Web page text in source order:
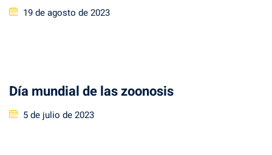
Posted
19 de agosto de 2023
Día mundial de las zoonosis
Posted
5 de julio de 2023